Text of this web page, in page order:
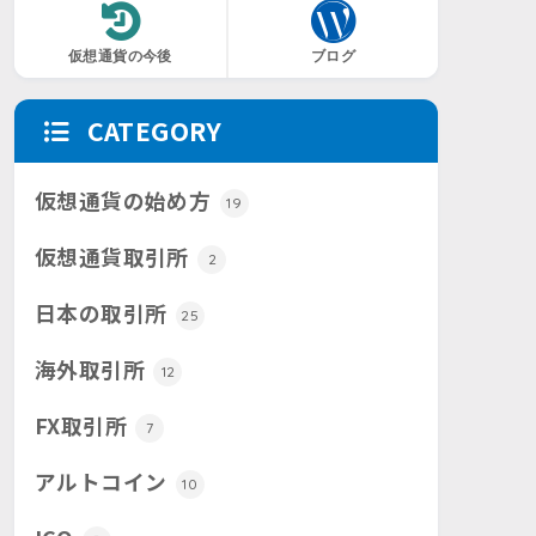
仮想通貨の今後 ブログ
CATEGORY
仮想通貨の始め方 19
仮想通貨取引所 2
日本の取引所 25
海外取引所 12
FX取引所 7
アルトコイン 10